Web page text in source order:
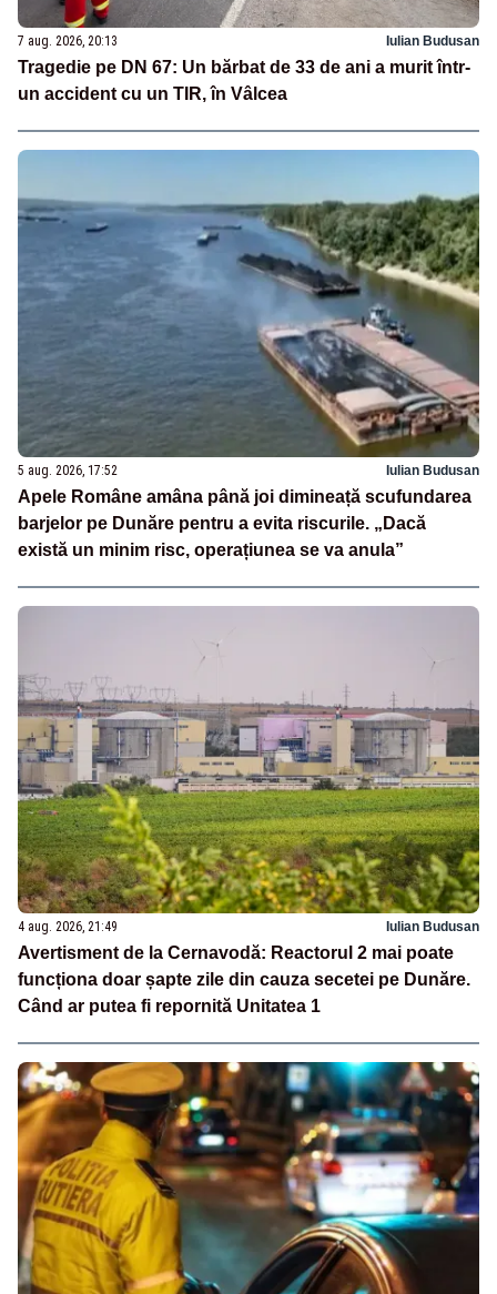
7 aug. 2026, 20:13 Iulian Budusan
Tragedie pe DN 67: Un bărbat de 33 de ani a murit într-
un accident cu un TIR, în Vâlcea
5 aug. 2026, 17:52 Iulian Budusan
Apele Române amâna până joi dimineață scufundarea
barjelor pe Dunăre pentru a evita riscurile. „Dacă
există un minim risc, operațiunea se va anula”
4 aug. 2026, 21:49 Iulian Budusan
Avertisment de la Cernavodă: Reactorul 2 mai poate
funcționa doar șapte zile din cauza secetei pe Dunăre.
Când ar putea fi repornită Unitatea 1